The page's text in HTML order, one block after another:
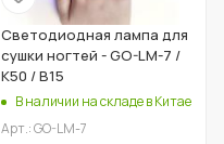
Светодиодная лампа для
сушки ногтей - GO-LM-7 /
К50 / В15
В наличии на складе в Китае
Арт.: GO-LM-7